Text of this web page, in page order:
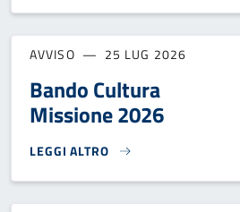
AVVISO 25 LUG 2026
Bando Cultura
Missione 2026
LEGGI ALTRO
BANDO CULTURA MISSIONE 2026}